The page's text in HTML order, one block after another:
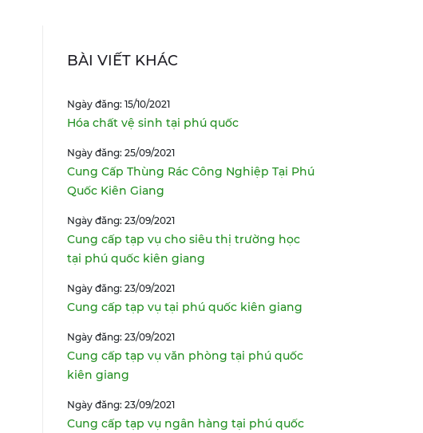
BÀI VIẾT KHÁC
Ngày đăng: 15/10/2021
Hóa chất vệ sinh tại phú quốc
Ngày đăng: 25/09/2021
Cung Cấp Thùng Rác Công Nghiệp Tại Phú
Quốc Kiên Giang
Ngày đăng: 23/09/2021
Cung cấp tạp vụ cho siêu thị trường học
tại phú quốc kiên giang
Ngày đăng: 23/09/2021
Cung cấp tạp vụ tại phú quốc kiên giang
Ngày đăng: 23/09/2021
Cung cấp tạp vụ văn phòng tại phú quốc
kiên giang
Ngày đăng: 23/09/2021
Cung cấp tạp vụ ngân hàng tại phú quốc